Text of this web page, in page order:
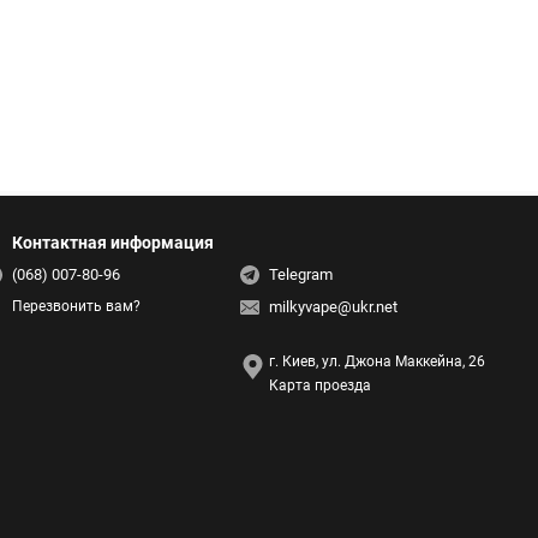
Контактная информация
(068) 007-80-96
Перезвонить вам?
Telegram
milkyvape@ukr.net
г. Киев, ул. Джона Маккейна, 26
Карта проезда